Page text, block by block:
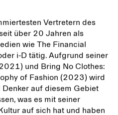
Vertretern des
über 20 Jahren als
wie The Financial
i-D tätig. Aufgrund seiner
und Bring No Clothes:
of Fashion (2023) wird
auf diesem Gebiet
was es mit seiner
auf sich hat und haben